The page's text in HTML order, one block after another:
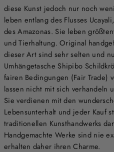
diese Kunst jedoch nur noch
leben entlang des Flusses
des Amazonas. Sie leben
und Tierhaltung. Original
dieser Art sind sehr selten und
Umhängetasche Shipibo
fairen Bedingungen (Fair Trade)
lassen nicht mit sich verhandeln
Sie verdienen mit den
Lebensunterhalt und jeder Kauf
traditionellen Kunsthandwerks
Handgemachte Werke sind nie
erhalten daher ihren Charme.